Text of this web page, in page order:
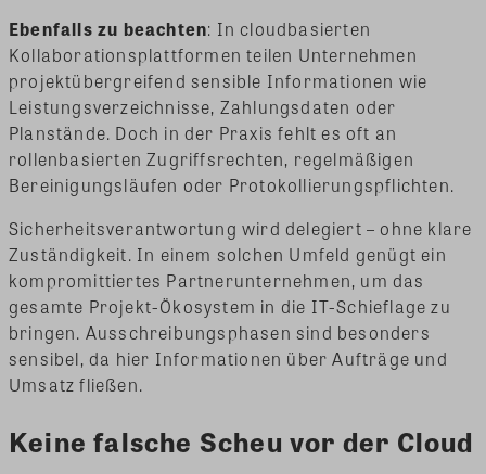
Ebenfalls zu beachten: In cloudbasierten
Kollaborationsplattformen teilen Unternehmen
projektübergreifend sensible Informationen wie
Leistungsverzeichnisse, Zahlungsdaten oder
Planstände. Doch in der Praxis fehlt es oft an
rollenbasierten Zugriffsrechten, regelmäßigen
Bereinigungsläufen oder Protokollierungspflichten.
Sicherheitsverantwortung wird delegiert – ohne klare
Zuständigkeit. In einem solchen Umfeld genügt ein
kompromittiertes Partnerunternehmen, um das
gesamte Projekt-Ökosystem in die IT-Schieflage zu
bringen. Ausschreibungsphasen sind besonders
sensibel, da hier Informationen über Aufträge und
Umsatz fließen.
Keine falsche Scheu vor der Cloud